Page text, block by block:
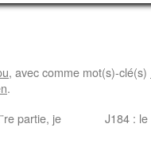
, avec comme mot(s)-clé(s)
.
partie, je
J184 :